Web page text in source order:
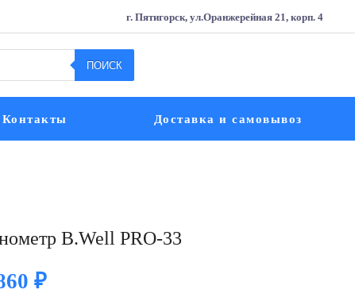
г. Пятигорск, ул.Оранжерейная 21, корп. 4
ПОИСК
Контакты Доставка и самовывоз
B.Well PRO-33
₽